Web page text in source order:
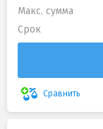
Макс. сумма
Срок
Сравнить